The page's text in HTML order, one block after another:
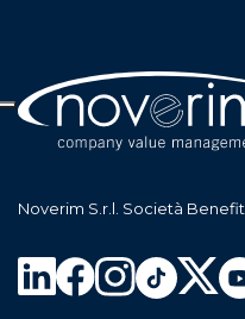
Noverim S.r.l. Società Benefit